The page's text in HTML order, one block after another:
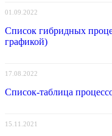
01.09.2022
Список гибридных
графикой)
17.08.2022
Список-таблица
15.11.2021